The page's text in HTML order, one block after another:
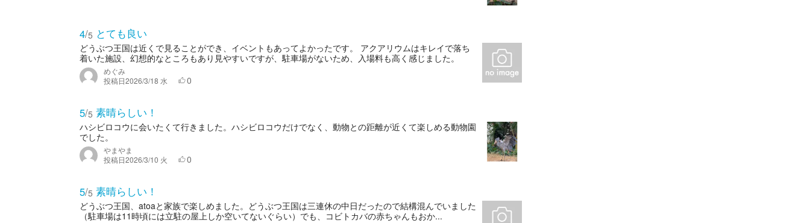
4/5 とても良い
どうぶつ王国は近くで見ることができ、イベントもあってよかったです。 アクアリウムはキレイで落ち
着いた施設、幻想的なところもあり見やすいですが、駐車場がないため、入場料も高く感じました。
めぐみ
投稿日2026/3/18 水 0
5/5 素晴らしい！
ハシビロコウに会いたくて行きました。ハシビロコウだけでなく、動物との距離が近くて楽しめる動物園
でした。
やまやま
投稿日2026/3/10 火 0
5/5 素晴らしい！
どうぶつ王国、atoaと家族で楽しめました。どうぶつ王国は三連休の中日だったので結構混んでいました
（駐車場は11時頃には立駐の屋上しか空いてないぐらい）でも、コビトカバの赤ちゃんもおか...